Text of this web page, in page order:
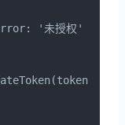
'未授权' };